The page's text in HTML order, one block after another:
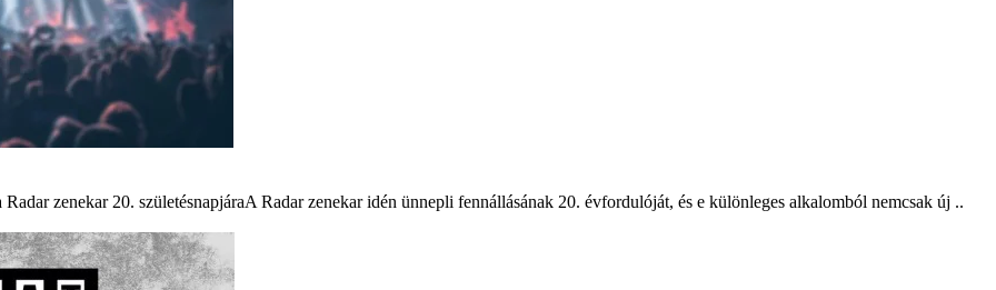
zenekar 20. születésnapjáraA Radar zenekar idén ünnepli fennállásának 20. évfordulóját, és e különleges alkalomból nemcsak új ..